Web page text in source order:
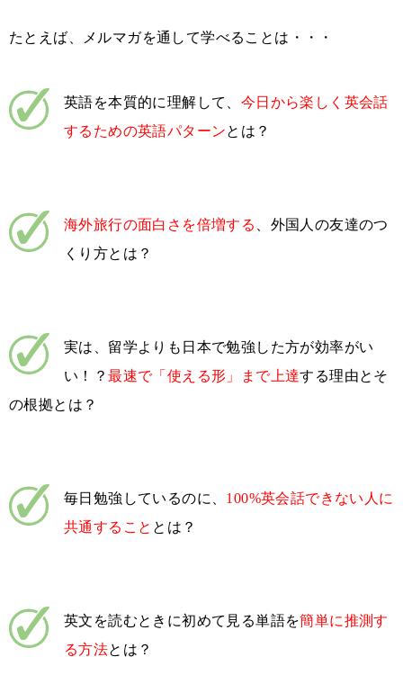
たとえば、メルマガを通して学べることは・・・
英語を本質的に理解して、 今日から楽しく英会話
するための英語パターンとは？
海外旅行の面白さを倍増する
、外国人の友達のつ
くり方とは？
実は、留学よりも日本で勉強した方が効率がい
い！？最速で「使える形」まで上達する理由とそ
の根拠とは？
毎日勉強しているのに、 100%英会話できない人に
共通すること とは？
英文を読むときに初めて見る単語を簡単に推測す
る方法とは？